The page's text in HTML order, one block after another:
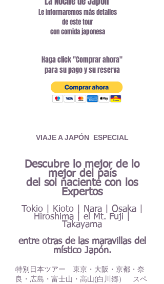
Haga click "Comprar ahora"
para su pago y su reserva
Le informaremos más detalles
de este tour
con comida japonesa
VIAJE A JAPÓN ESPECIAL
Descubre lo mejor de lo
mejor del país
del sol naciente con los
Expertos
Tokio | Kioto | Nara | Osaka |
Hiroshima | el Mt. Fuji
Takayama
entre otras de las maravillas del
místico Japón.
特別日本ツアー 東京・大阪・京都・奈
良・広島・富士山・高山(白川郷） スペ